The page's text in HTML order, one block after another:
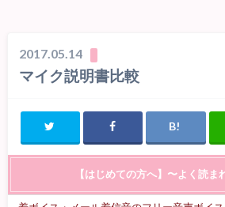
2017.05.14
マイク説明書比較
【はじめての方へ】〜よく読ま